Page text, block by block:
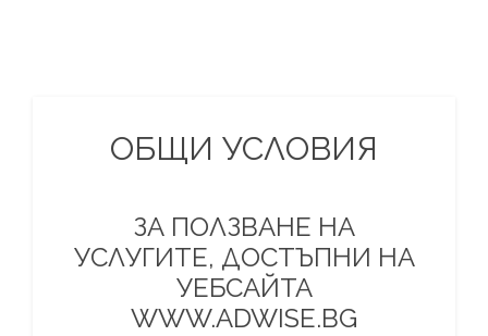
ОБЩИ УСЛОВИЯ
ЗА ПОЛЗВАНЕ НА
УСЛУГИТЕ, ДОСТЪПНИ НА
УЕБСАЙТА
WWW.ADWISE.BG